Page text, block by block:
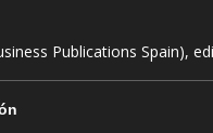
Publications Spain),